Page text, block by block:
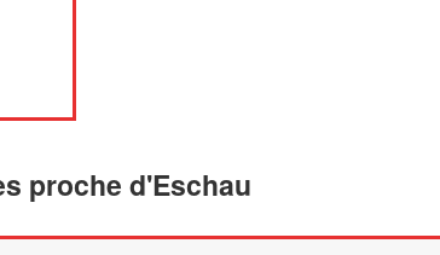
proche d'Eschau